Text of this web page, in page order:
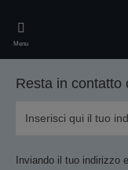
main
content
Menu
Resta in contatto
Inviando il tuo indirizzo